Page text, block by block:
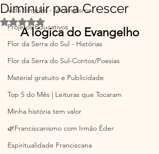
Vida Simples - Minimalismo
Projetos Educativos
Flor da Serra do Sul - Histórias
Flor da Serra do Sul-Contos/Poesias
Material gratuito e Publicidade
Top 5 do Mês | Leituras que Tocaram
Minha história tem valor
🌿Franciscanismo com Irmão Éder
Espiritualidade Franciscana
Diminuir para Crescer
Avaliado com NaN de 5 estrelas.
A lógica do Evangelho